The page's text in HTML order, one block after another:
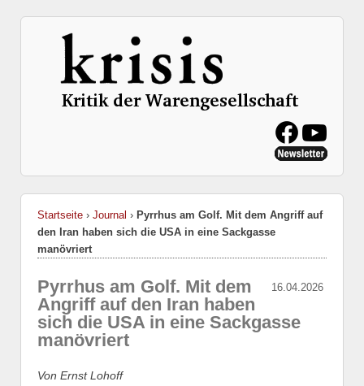
Startseite › Journal › Pyrrhus am Golf. Mit dem Angriff auf
den Iran haben sich die USA in eine Sackgasse
manövriert
16.04.2026
Pyrrhus am Golf. Mit dem
Angriff auf den Iran haben
sich die USA in eine Sackgasse
manövriert
Von Ernst Lohoff